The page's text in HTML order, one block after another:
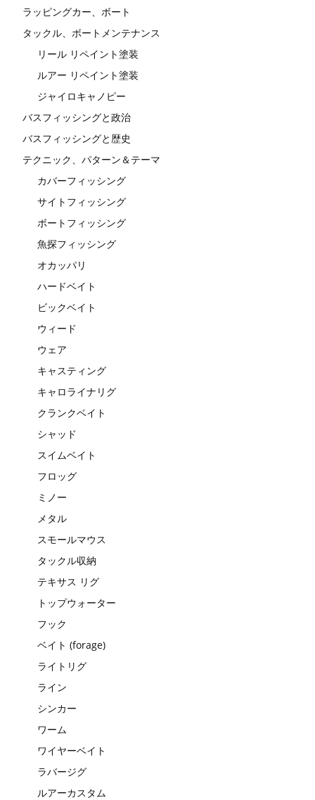
ラッピングカー、ボート
タックル、ボートメンテナンス
リール リペイント塗装
ルアー リペイント塗装
ジャイロキャノピー
バスフィッシングと政治
バスフィッシングと歴史
テクニック、パターン＆テーマ
カバーフィッシング
サイトフィッシング
ボートフィッシング
魚探フィッシング
オカッパリ
ハードベイト
ビックベイト
ウィード
ウェア
キャスティング
キャロライナリグ
クランクベイト
シャッド
スイムベイト
フロッグ
ミノー
メタル
スモールマウス
タックル収納
テキサス リグ
トップウォーター
フック
ベイト (forage)
ライトリグ
ライン
シンカー
ワーム
ワイヤーベイト
ラバージグ
ルアーカスタム